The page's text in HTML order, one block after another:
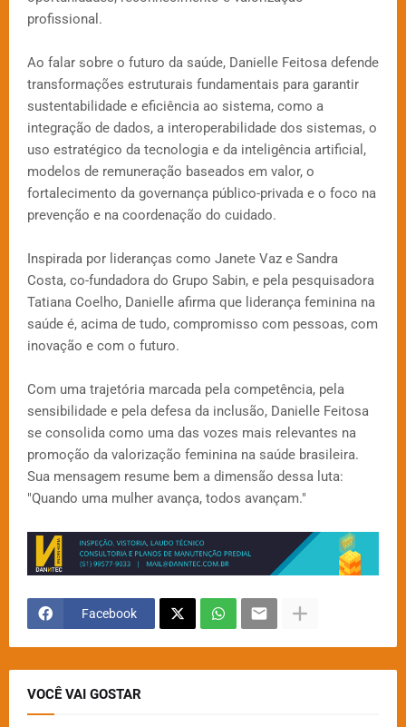
profissional.
Ao falar sobre o futuro da saúde, Danielle Feitosa defende
transformações estruturais fundamentais para garantir
sustentabilidade e eficiência ao sistema, como a
integração de dados, a interoperabilidade dos sistemas, o
uso estratégico da tecnologia e da inteligência artificial,
modelos de remuneração baseados em valor, o
fortalecimento da governança público-privada e o foco na
prevenção e na coordenação do cuidado.
Inspirada por lideranças como Janete Vaz e Sandra
Costa, co-fundadora do Grupo Sabin, e pela pesquisadora
Tatiana Coelho, Danielle afirma que liderança feminina na
saúde é, acima de tudo, compromisso com pessoas, com
inovação e com o futuro.
Com uma trajetória marcada pela competência, pela
sensibilidade e pela defesa da inclusão, Danielle Feitosa
se consolida como uma das vozes mais relevantes na
promoção da valorização feminina na saúde brasileira.
Sua mensagem resume bem a dimensão dessa luta:
"Quando uma mulher avança, todos avançam."
Facebook
VOCÊ VAI GOSTAR